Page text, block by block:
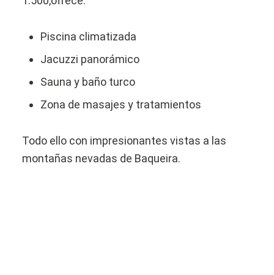
Piscina climatizada
Jacuzzi panorámico
Sauna y baño turco
Zona de masajes y tratamientos
Todo ello con impresionantes vistas a las
montañas nevadas de Baqueira.